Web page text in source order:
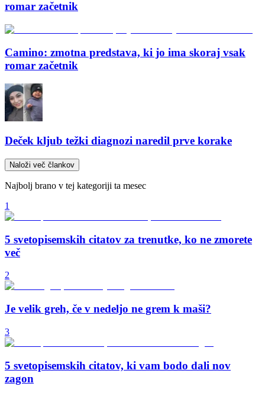
romar začetnik
Camino: zmotna predstava, ki jo ima skoraj vsak
romar začetnik
Deček kljub težki diagnozi naredil prve korake
Naloži več člankov
Najbolj brano v tej kategoriji ta mesec
1
5 svetopisemskih citatov za trenutke, ko ne zmorete
več
2
Je velik greh, če v nedeljo ne grem k maši?
3
5 svetopisemskih citatov, ki vam bodo dali nov
zagon